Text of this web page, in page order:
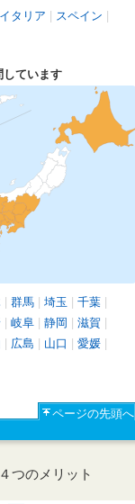
イタリア | スペイン |
ています
| 群馬 | 埼玉 | 千葉 |
| 岐阜 | 静岡 | 滋賀 |
| 広島 | 山口 | 愛媛 |
ページの先頭へ
つのメリット